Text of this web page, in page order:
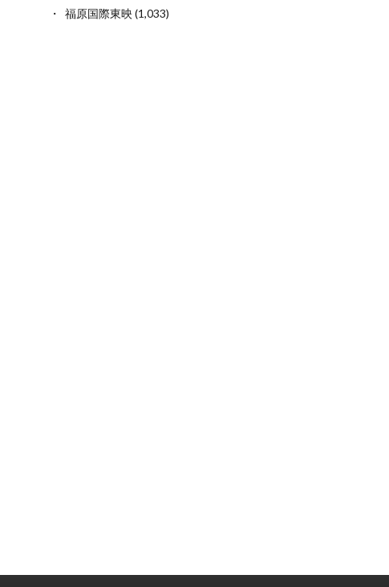
福原国際東映(1,033)